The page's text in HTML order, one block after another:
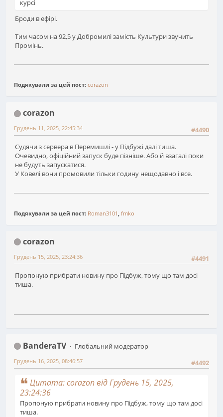
курсі
Броди в ефірі.
Тим часом на 92,5 у Добромилі замість Культури звучить
Промінь.
Подякували за цей пост: corazon
corazon
#4490
Грудень 11, 2025, 22:45:34
Судячи з сервера в Перемишлі - у Підбужі далі тиша.
Очевидно, офіційний запуск буде пізніше. Або й взагалі поки
не будуть запускатися.
У Ковелі вони промовили тільки годину нещодавно і все.
Подякували за цей пост: Roman3101 fmko
corazon
#4491
Грудень 15, 2025, 23:24:36
Пропоную прибрати новину про Підбуж, тому що там досі
тиша.
BanderaTV
Глобальний модератор
#4492
Грудень 16, 2025, 08:46:57
Цитата: corazon від Грудень 15, 2025,
23:24:36
Пропоную прибрати новину про Підбуж, тому що там досі
тиша.